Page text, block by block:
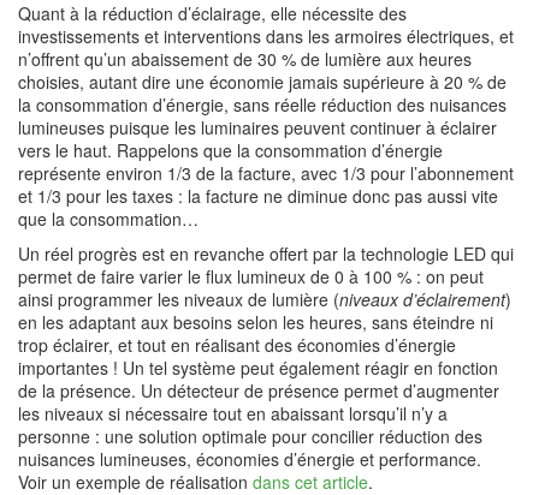
Quant à la réduction d’éclairage, elle nécessite des
investissements et interventions dans les armoires électriques, et
n’offrent qu’un abaissement de 30 % de lumière aux heures
choisies, autant dire une économie jamais supérieure à 20 % de
la consommation d’énergie, sans réelle réduction des nuisances
lumineuses puisque les luminaires peuvent continuer à éclairer
vers le haut. Rappelons que la consommation d’énergie
représente environ 1/3 de la facture, avec 1/3 pour l’abonnement
et 1/3 pour les taxes : la facture ne diminue donc pas aussi vite
que la consommation…
Un réel progrès est en revanche offert par la technologie LED qui
permet de faire varier le flux lumineux de 0 à 100 % : on peut
ainsi programmer les niveaux de lumière (niveaux d’éclairement)
en les adaptant aux besoins selon les heures, sans éteindre ni
trop éclairer, et tout en réalisant des économies d’énergie
importantes ! Un tel système peut également réagir en fonction
de la présence. Un détecteur de présence permet d’augmenter
les niveaux si nécessaire tout en abaissant lorsqu’il n’y a
personne : une solution optimale pour concilier réduction des
nuisances lumineuses, économies d’énergie et performance.
Voir un exemple de réalisation dans cet article.